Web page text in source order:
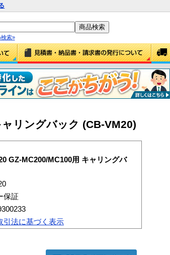
索»
リングバック (CB-VM20)
GZ-MC200/MC100用 キャリングバ
保証
引法に基づく表示